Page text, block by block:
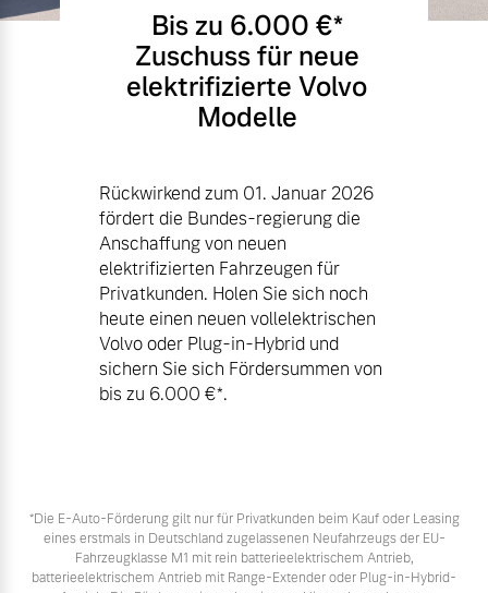
Bis zu 6.000 €⁠*
Zuschuss für neue
elektrifizierte Volvo
Modelle
Rückwirkend zum 01. Januar 2026
fördert die Bundes-regierung die
Anschaffung von neuen
elektrifizierten Fahrzeugen für
Privatkunden. Holen Sie sich noch
heute einen neuen vollelektrischen
Volvo oder Plug-in-Hybrid und
sichern Sie sich Fördersummen von
bis zu 6.000 €⁠*.
*Die E‑Auto-Förderung gilt nur für Privatkunden beim Kauf oder Leasing
eines erstmals in Deutschland zugelassenen Neufahrzeugs der EU-
Fahrzeugklasse M1 mit rein batterieelektrischem Antrieb,
batterieelektrischem Antrieb mit Range-Extender oder Plug-in-Hybrid-